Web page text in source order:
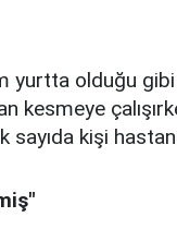
yurtta olduğu
kesmeye
sayıda kişi